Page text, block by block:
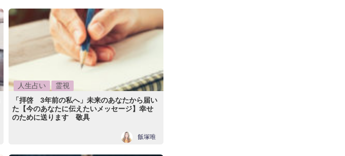
人生占い
霊視
「拝啓 3年前の私へ」未来のあなたから届い
た【今のあなたに伝えたいメッセージ】幸せ
のために送ります 敬具
飯塚唯